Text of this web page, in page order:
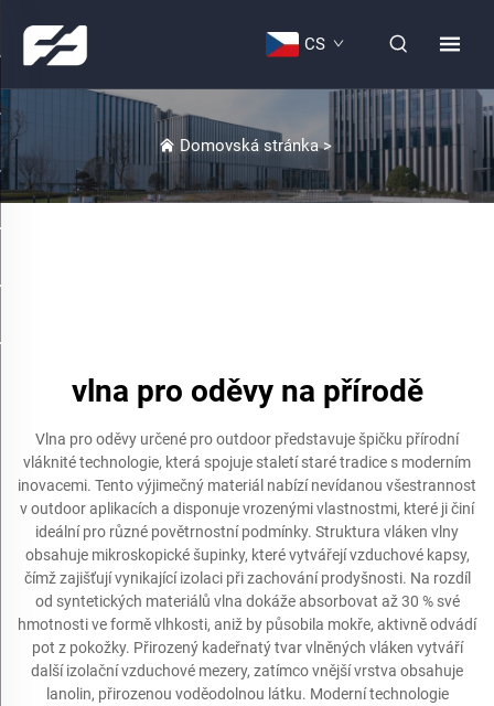
CS
Domovská stránka>
vlna pro oděvy na přírodě
Vlna pro oděvy určené pro outdoor představuje špičku přírodní
vláknité technologie, která spojuje staletí staré tradice s moderním
inovacemi. Tento výjimečný materiál nabízí nevídanou všestrannost
v outdoor aplikacích a disponuje vrozenými vlastnostmi, které ji činí
ideální pro různé povětrnostní podmínky. Struktura vláken vlny
obsahuje mikroskopické šupinky, které vytvářejí vzduchové kapsy,
čímž zajišťují vynikající izolaci při zachování prodyšnosti. Na rozdíl
od syntetických materiálů vlna dokáže absorbovat až 30 % své
hmotnosti ve formě vlhkosti, aniž by působila mokře, aktivně odvádí
pot z pokožky. Přirozený kadeřnatý tvar vlněných vláken vytváří
další izolační vzduchové mezery, zatímco vnější vrstva obsahuje
lanolin, přirozenou voděodolnou látku. Moderní technologie